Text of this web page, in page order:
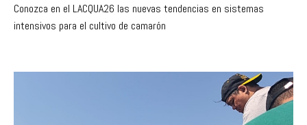
Conozca en el LACQUA26 las nuevas tendencias en sistemas
intensivos para el cultivo de camarón